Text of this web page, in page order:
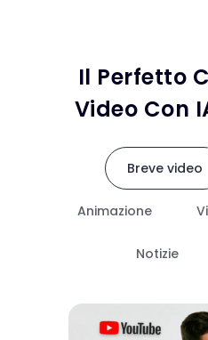
Il Perfetto
Video Con
Breve video
Animazione
Notizie